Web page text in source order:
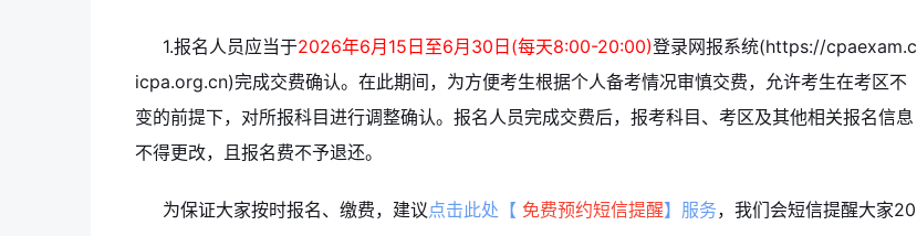
1.报名人员应当于2026年6月15日至6月30日(每天8:00-20:00)登录网报系统(https://cpaexam.c
icpa.org.cn)完成交费确认。在此期间，为方便考生根据个人备考情况审慎交费，允许考生在考区不
变的前提下，对所报科目进行调整确认。报名人员完成交费后，报考科目、考区及其他相关报名信息
不得更改，且报名费不予退还。
为保证大家按时报名、缴费，建议点击此处【 免费预约短信提醒】服务，我们会短信提醒大家20